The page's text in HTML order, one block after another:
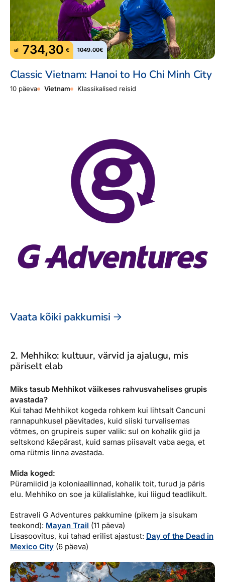
al 734,30 € 1049.00€
Classic Vietnam: Hanoi to Ho Chi Minh City
10 päeva Vietnam Klassikalised reisid
Vaata kõiki pakkumisi
2. Mehhiko: kultuur, värvid ja ajalugu, mis
päriselt elab
Miks tasub Mehhikot väikeses rahvusvahelises grupis
avastada?
Kui tahad Mehhikot kogeda rohkem kui lihtsalt Cancuni
rannapuhkusel päevitades, kuid siiski turvalisemas
võtmes, on grupireis super valik: sul on kohalik giid ja
seltskond käepärast, kuid samas piisavalt vaba aega, et
oma rütmis linna avastada.
Mida koged:
Püramiidid ja koloniaallinnad, kohalik toit, turud ja päris
elu. Mehhiko on soe ja külalislahke, kui liigud teadlikult.
Estraveli G Adventures pakkumine (pikem ja sisukam
teekond): Mayan Trail (11 päeva)
Lisasoovitus, kui tahad erilist ajastust: Day of the Dead in
Mexico City (6 päeva)